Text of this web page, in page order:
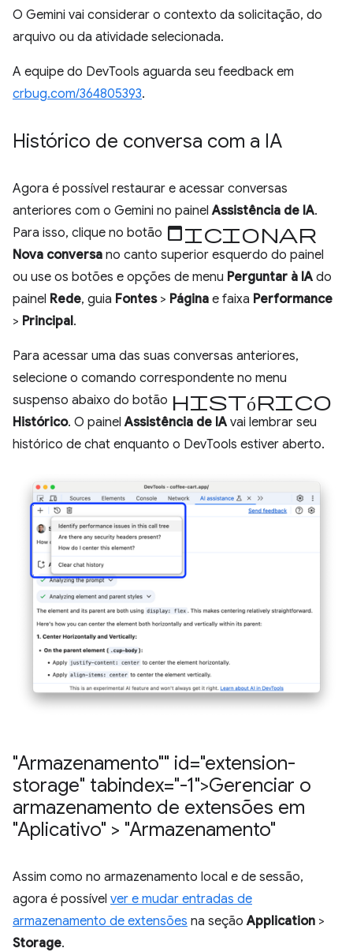
O Gemini vai considerar o contexto da solicitação, do
arquivo ou da atividade selecionada.
A equipe do DevTools aguarda seu feedback em
crbug.com/364805393.
Histórico de conversa com a IA
Agora é possível restaurar e acessar conversas
anteriores com o Gemini no painelAssistência de IA.
Para isso, clique no botão Adicionar
Nova conversa no canto superior esquerdo do painel
ou use os botões e opções de menu Perguntar à IA do
painel Rede, guia Fontes> Página e faixa Performance
> Principal.
Para acessar uma das suas conversas anteriores,
selecione o comando correspondente no menu
suspenso abaixo do botão histórico
Histórico. O painelAssistência de IA vai lembrar seu
histórico de chat enquanto o DevTools estiver aberto.
"Armazenamento"" id="extension-
storage" tabindex="-1">Gerenciar o
armazenamento de extensões em
"Aplicativo" > "Armazenamento"
Assim como no armazenamento local e de sessão,
agora é possível ver e mudar entradas de
armazenamento de extensões na seçãoApplication >
Storage.